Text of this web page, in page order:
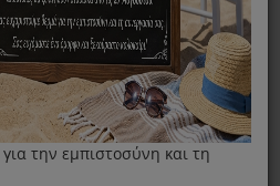
την εμπιστοσύνη και τη